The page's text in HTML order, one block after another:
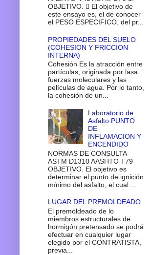
OBJETIVO.  El objetivo de
este ensayo es, el de conocer
el PESO ESPECIFICO, del pr...
PROPIEDADES DEL SUELO
(COHESION Y FRICCION
INTERNA)
Cohesión Es la atracción entre
partículas, originada por lasa
fuerzas moleculares y las
películas de agua. Por lo tanto,
la cohesión de un...
Laboratorio de
Asfalto PUNTO
DE
INFLAMACION Y
ENCENDIDO
NORMAS DE CONSULTA
ASTM D1310 AASHTO T79
OBJETIVO. El objetivo es
determinar el punto de ignición
mínimo del asfalto, el cual ...
LUGAR DEL PREMOLDEADO.
El premoldeado de lo
miembros estructurales de
hormigón pretensado se podrá
efectuar en cualquier lugar
elegido por el CONTRATISTA,
previa...